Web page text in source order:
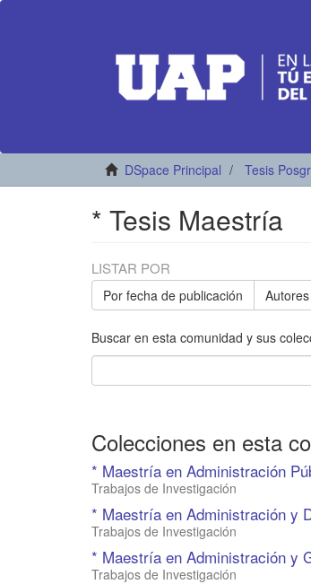
DSpace Principal Tesis
* Tesis Maestría
LISTAR POR
Por fecha de publicación Autores
Buscar en esta comunidad y sus
Colecciones en esta
* Maestría en Administración
Trabajos de Investigación
* Maestría en Administración y
Trabajos de Investigación
* Maestría en Administración y
Trabajos de Investigación